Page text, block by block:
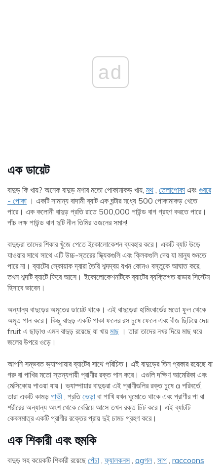
ad
এক ডায়েট
বাদুড় কি খায়? অনেক বাদুড় মশার মতো পোকামাকড় খায়, মথ , তেলাপোকা এবং গুবরে
- পোকা । একটি সামান্য বাদামী ব্যাট এক ঘন্টার মধ্যে 500 পোকামাকড় খেতে
পারে। এক কলোনী বাদুড় প্রতি রাতে 500,000 পাউন্ড বাগ গ্রহণ করতে পারে।
পাঁচ লক্ষ পাউন্ড বাগ দুটি নীল তিমির ওজনের সমান!
বাদুড়রা তাদের শিকার খুঁজে পেতে ইকোলোকেশন ব্যবহার করে। একটি ব্যাট উড়ে
যাওয়ার সাথে সাথে এটি উচ্চ-স্তরের স্ক্যিকগুলি এবং ক্লিকগুলি দেয় যা মানুষ শুনতে
পারে না। ব্যাটের স্কোয়াক দ্বারা তৈরি শব্দদ্বয় যখন কোনও বস্তুকে আঘাত করে,
তখন শব্দটি ব্যাটে ফিরে আসে। ইকোলোকেশনটিকে ব্যাটের ব্যক্তিগত রাডার সিস্টেম
হিসাবে ভাবেন।
অন্যান্য বাদুড়ের অমৃতের ডায়েট থাকে। এই বাদুড়েরা হামিংবার্ডের মতো ফুল থেকে
অমৃত পান করে। কিছু বাদুড় একটি পাকা ফলের রস চুষে ফেলে এবং বীজ ছিটিয়ে দেয়
fruit এ ছাড়াও এমন বাদুড় রয়েছে যা খায় মাছ। তারা তাদের নখর দিয়ে মাছ ধরে
জলের উপরে ওড়ে।
আপনি সম্ভবত ভ্যাম্পায়ার ব্যাটের সাথে পরিচিত। এই বাদুড়ের তিন প্রকার রয়েছে যা
গরু বা পাখির মতো স্তন্যপায়ী প্রাণীর রক্ত ​​পান করে। এগুলি দক্ষিণ আমেরিকা এবং
মেক্সিকোয় পাওয়া যায়। ভ্যাম্পায়ার বাদুড়রা এই প্রাণীগুলির রক্ত ​​চুষে a পরিবর্তে,
তারা একটি কামড় গাভী , প্রতিভেড়া বা পাখি যখন ঘুমোতে থাকে এবং প্রাণীর পা বা
শরীরের অন্যান্য অংশ থেকে বেরিয়ে আসে তখন রক্ত ​​চিট করে। এই ব্যাটটি
কেবলমাত্র একটি প্রাণীর রক্তের প্রায় দুই চামচ গ্রহণ করে।
এক শিকারী এবং হুমকি
বাদুড় সহ কয়েকটি শিকারী রয়েছে পেঁচা ,ফ্যালকনস , agগল , সাপ , raccoons